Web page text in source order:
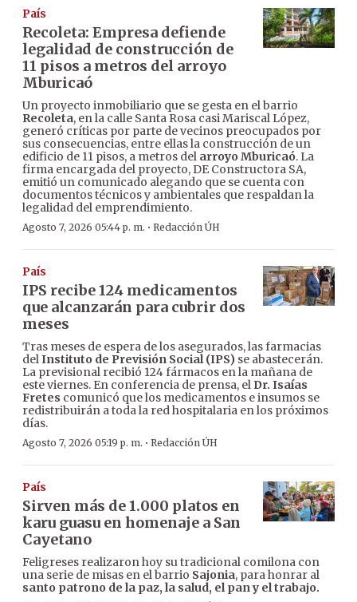
País
Recoleta: Empresa defiende
legalidad de construcción de
11 pisos a metros del arroyo
Mburicaó
Un proyecto inmobiliario que se gesta en el barrio
Recoleta, en la calle Santa Rosa casi Mariscal López,
generó críticas por parte de vecinos preocupados por
sus consecuencias, entre ellas la construcción de un
edificio de 11 pisos, a metros del arroyo Mburicaó. La
firma encargada del proyecto, DE Constructora SA,
emitió un comunicado alegando que se cuenta con
documentos técnicos y ambientales que respaldan la
legalidad del emprendimiento.
Agosto 7, 2026 05:44 p. m. · Redacción ÚH
País
IPS recibe 124 medicamentos
que alcanzarán para cubrir dos
meses
Tras meses de espera de los asegurados, las farmacias
delInstituto de Previsión Social (IPS) se abastecerán.
La previsional recibió 124 fármacos en la mañana de
este viernes. En conferencia de prensa, el Dr. Isaías
Fretes comunicó que los medicamentos e insumos se
redistribuirán a toda la red hospitalaria en los próximos
días.
Agosto 7, 2026 05:19 p. m. · Redacción ÚH
País
Sirven más de 1.000 platos en
karu guasu en homenaje a San
Cayetano
Feligreses realizaron hoy su tradicional comilona con
una serie de misas en el barrio Sajonia, para honrar al
santo patrono de la paz, la salud, el pan y el trabajo.